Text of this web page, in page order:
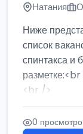
Натания
Ниже
список
спинтакса и
<br />
Работа в
требу...
0